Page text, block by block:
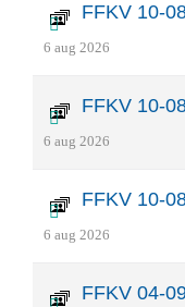
FFKV 10-
6 aug 2026
FFKV 10-
6 aug 2026
FFKV 10-
6 aug 2026
FFKV 04-